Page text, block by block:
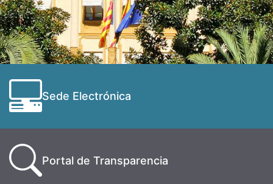
Sede Electrónica
Portal de Transparencia